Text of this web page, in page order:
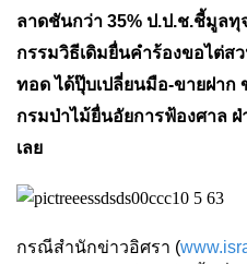
ลาดชันกว่า 35% ป.ป.ช.ชี้มูลทุ
กรรมวิธีเดิมยื่นคําร้องขอไต่ส
ทอด ได้ปุ๊บเปลี่ยนมือ-ขายฝา
กรมป่าไม้ยื่นอัยการฟ้องศาล ฝ่
เลย
กรณีสำนักข่าวอิศรา (